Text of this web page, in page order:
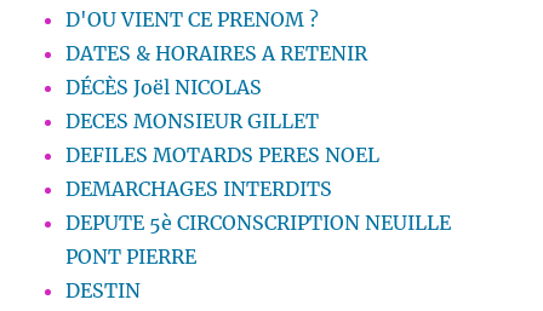
D'OU VIENT CE PRENOM ?
DATES & HORAIRES A RETENIR
DÉCÈS Joël NICOLAS
DECES MONSIEUR GILLET
DEFILES MOTARDS PERES NOEL
DEMARCHAGES INTERDITS
DEPUTE 5è CIRCONSCRIPTION NEUILLE
PONT PIERRE
DESTIN